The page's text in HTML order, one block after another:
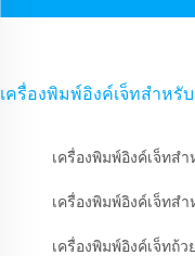
เครื่องพิมพ์อิงค์เจ็ทสำหรั
เครื่องพิมพ์อิงค์เจ็ทส
เครื่องพิมพ์อิงค์เจ็ทส
เครื่องพิมพ์อิงค์เจ็ทถ้ว